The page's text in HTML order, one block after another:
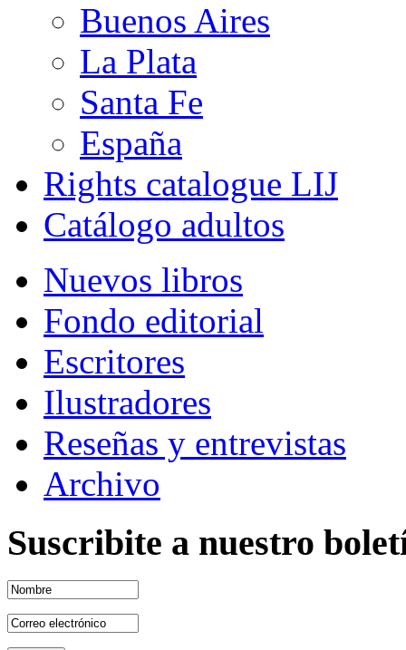
Buenos Aires
La Plata
Santa Fe
España
Rights catalogue LIJ
Catálogo adultos
Nuevos libros
Fondo editorial
Escritores
Ilustradores
Reseñas y entrevistas
Archivo
Suscribite a nuestro